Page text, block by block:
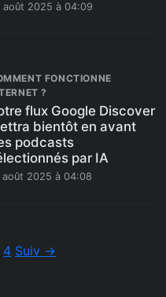
août 2025 à 04:09
FONCTIONNE
?
flux Google Discover
bientôt en avant
podcasts
par IA
août 2025 à 04:08
4 Suiv →